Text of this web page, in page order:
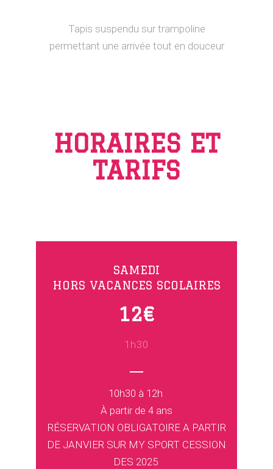
Tapis suspendu sur trampoline
permettant une arrivée tout en douceur
HORAIRES ET
TARIFS
SAMEDI
HORS VACANCES SCOLAIRES
0
1
0
1
2€
1h30
10h30 à 12h
À partir de 4 ans
RÉSERVATION OBLIGATOIRE A PARTIR
DE JANVIER SUR MY SPORT CESSION
DES 2025